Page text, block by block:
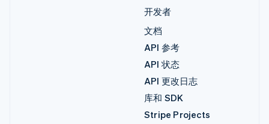
开发者
文档
API 参考
API 状态
API 更改日志
库和 SDK
Stripe Projects